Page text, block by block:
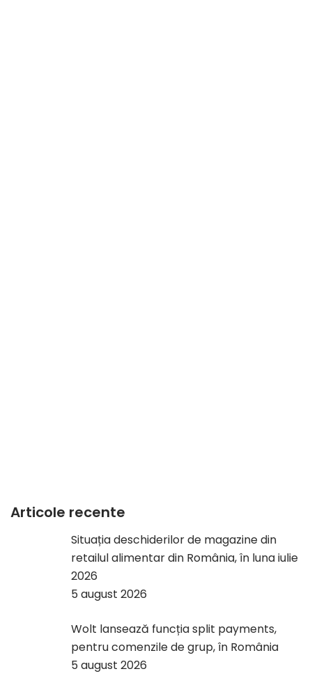
Articole recente
Situația deschiderilor de magazine din
retailul alimentar din România, în luna iulie
2026
5 august 2026
Wolt lansează funcția split payments,
pentru comenzile de grup, în România
5 august 2026